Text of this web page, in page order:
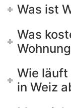
Was ist
Was
Wie läuft
in Weiz